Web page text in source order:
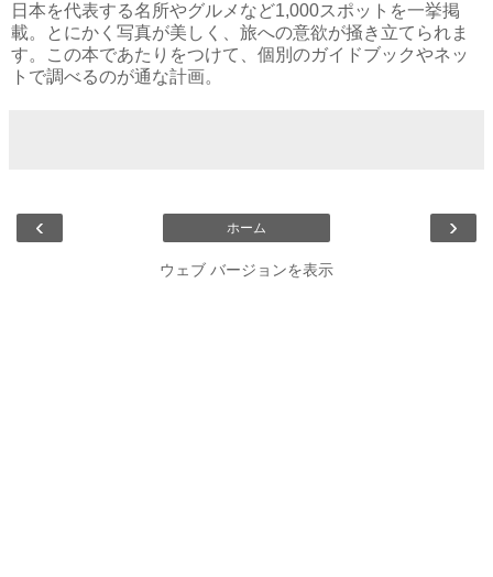
日本を代表する名所やグルメなど1,000スポットを一挙掲
載。とにかく写真が美しく、旅への意欲が掻き立てられま
す。この本であたりをつけて、個別のガイドブックやネッ
トで調べるのが通な計画。
‹ ›
ホーム
ウェブ バージョンを表示